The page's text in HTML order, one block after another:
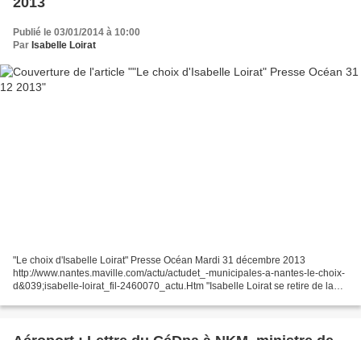
Publié le 03/01/2014 à 10:00
Par Isabelle Loirat
"Le choix d'Isabelle Loirat" Presse Océan Mardi 31 décembre 2013
http://www.nantes.maville.com/actu/actudet_-municipales-a-nantes-le-choix-
d&039;isabelle-loirat_fil-2460070_actu.Htm "Isabelle Loirat se retire de la